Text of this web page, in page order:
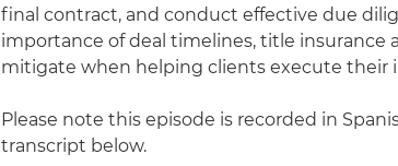
final contract, and conduct effective due
importance of deal timelines, title insurance
mitigate when helping clients execute
Please note this episode is recorded in
transcript below.